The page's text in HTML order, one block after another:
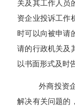
关及其工作人员
资企业投诉工作
时可以向被申请
请的行政机关及
以书面形式及时
外商投资
解决有关问题的